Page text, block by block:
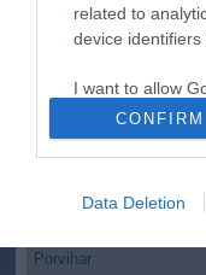
related to
device identifiers
I want to allow
related to
I want to allow
related to
CONFIRM
Data Deletion
Nem is olyan
Tanár Úr gyere, mindjárt
JólVanna
Porvihar